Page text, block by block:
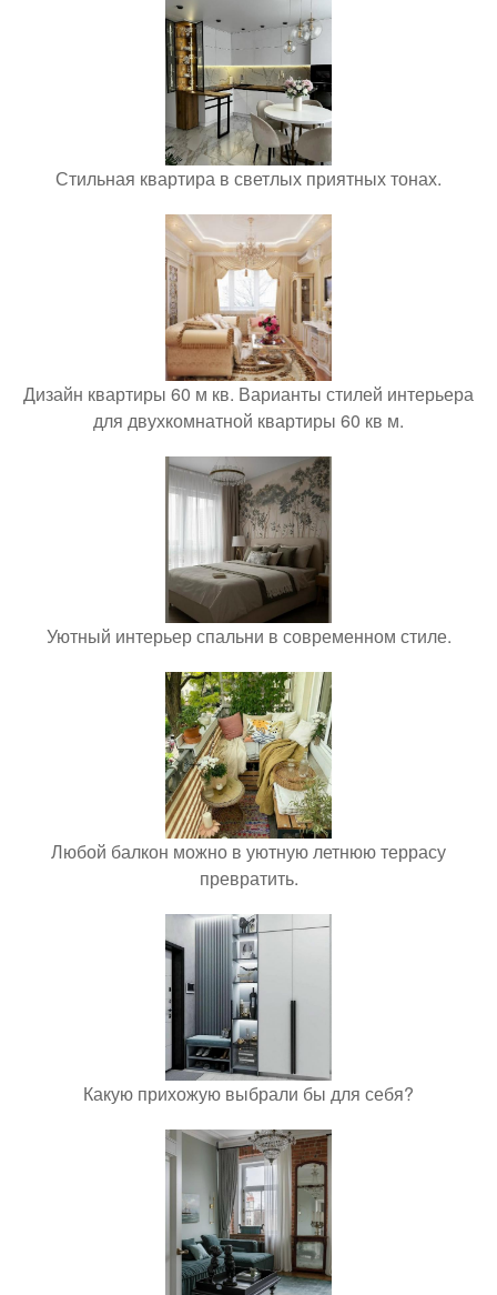
Стильная квартира в светлых приятных тонах.
Дизайн квартиры 60 м кв. Варианты стилей интерьера
для двухкомнатной квартиры 60 кв м.
Уютный интерьер спальни в современном стиле.
Любой балкон можно в уютную летнюю террасу
превратить.
Какую прихожую выбрали бы для себя?